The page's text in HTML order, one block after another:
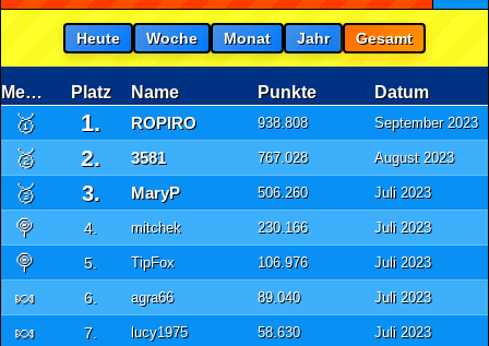
Heute Woche Monat Jahr Gesamt
Medaille Platz Name Punkte Datum
🥇 1. ROPIRO 938.808 September 2023
🥈 2. 3581 767.028 August 2023
🥉 3. MaryP 506.260 Juli 2023
🍭 4. mitchek 230.166 Juli 2023
🍭 5. TipFox 106.976 Juli 2023
🍬 6. agra66 89.040 Juli 2023
🍬 7. lucy1975 58.630 Juli 2023